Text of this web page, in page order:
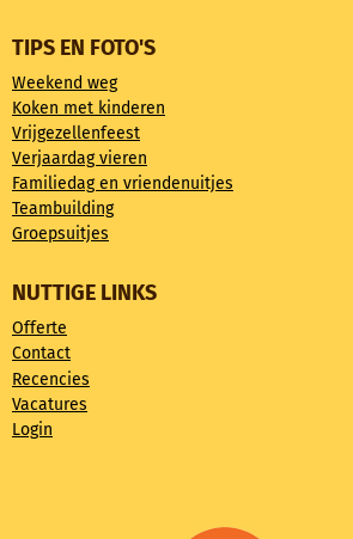
TIPS EN FOTO'S
Weekend weg
Koken met kinderen
Vrijgezellenfeest
Verjaardag vieren
Familiedag en vriendenuitjes
Teambuilding
Groepsuitjes
NUTTIGE LINKS
Offerte
Contact
Recencies
Vacatures
Login